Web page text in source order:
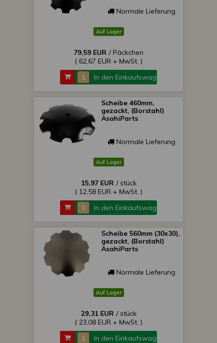
Normale Lieferung
Auf Lager
79,59 EUR / Päckchen
( 62,67 EUR + MwSt. )
In den Einkaufswagen
Scheibe 460mm,
gezackt, (Borstahl)
AsahiParts
Normale Lieferung
Auf Lager
15,97 EUR / stück
( 12,58 EUR + MwSt. )
In den Einkaufswagen
Scheibe 560mm (30x30),
gezackt, (Borstahl)
AsahiParts
Normale Lieferung
Auf Lager
29,31 EUR / stück
( 23,08 EUR + MwSt. )
In den Einkaufswagen